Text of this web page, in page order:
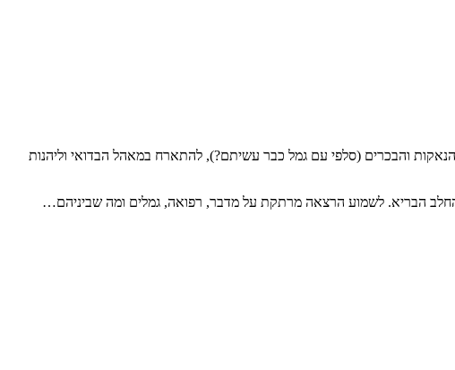
והבכרים (סלפי עם גמל כבר עשיתם?), להתארח במאהל הבדואי וליהנות
מהחלב הבריא. לשמוע הרצאה מרתקת על מדבר, רפואה, גמלים ומה שביניהם…